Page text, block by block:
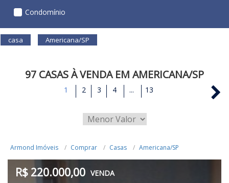
Condomínio
casa Americana/SP
97 CASAS À VENDA EM AMERICANA/SP
1 2 3 4 ... 13
Armond Imóveis Comprar Casas Americana/SP
R$ 220.000,00 VENDA